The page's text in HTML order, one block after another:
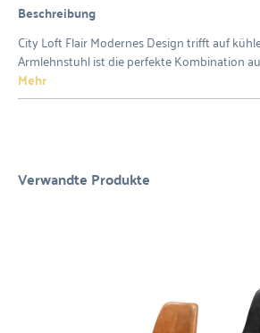
Beschreibung
City Loft Flair Modernes Design trifft auf
Armlehnstuhl ist die perfekte Kombination
Mehr
Verwandte Produkte